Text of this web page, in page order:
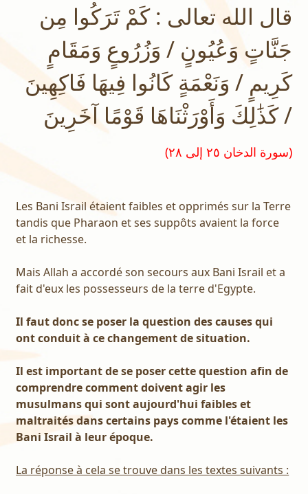
قال الله تعالى : كَمْ تَرَكُوا مِن
جَنَّاتٍ وَعُيُونٍ / وَزُرُوعٍ وَمَقَامٍ
كَرِيمٍ / وَنَعْمَةٍ كَانُوا فِيهَا فَاكِهِينَ
/ كَذَٰلِكَ وَأَوْرَثْنَاهَا قَوْمًا آخَرِينَ
(سورة الدخان ٢٥ إلى ٢٨)
Les Bani Israil étaient faibles et opprimés sur la Terre
tandis que Pharaon et ses suppôts avaient la force
et la richesse.
Mais Allah a accordé son secours aux Bani Israil et a
fait d'eux les possesseurs de la terre d'Egypte.
Il faut donc se poser la question des causes qui
ont conduit à ce changement de situation.
Il est important de se poser cette question afin de
comprendre comment doivent agir les
musulmans qui sont aujourd'hui faibles et
maltraités dans certains pays comme l'étaient les
Bani Israil à leur époque.
La réponse à cela se trouve dans les textes suivants :